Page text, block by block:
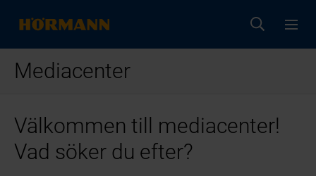
Mediacenter
Välkommen till mediacenter!
Vad söker du efter?